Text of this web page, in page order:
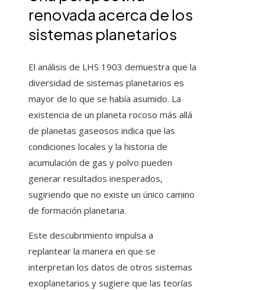
renovada acerca de los
sistemas planetarios
El análisis de LHS 1903 demuestra que la
diversidad de sistemas planetarios es
mayor de lo que se había asumido. La
existencia de un planeta rocoso más allá
de planetas gaseosos indica que las
condiciones locales y la historia de
acumulación de gas y polvo pueden
generar resultados inesperados,
sugiriendo que no existe un único camino
de formación planetaria.
Este descubrimiento impulsa a
replantear la manera en que se
interpretan los datos de otros sistemas
exoplanetarios y sugiere que las teorías